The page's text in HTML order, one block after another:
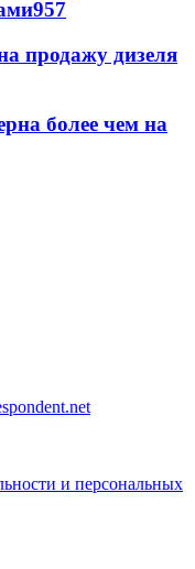
957
продажу дизеля
более чем на
и персональных